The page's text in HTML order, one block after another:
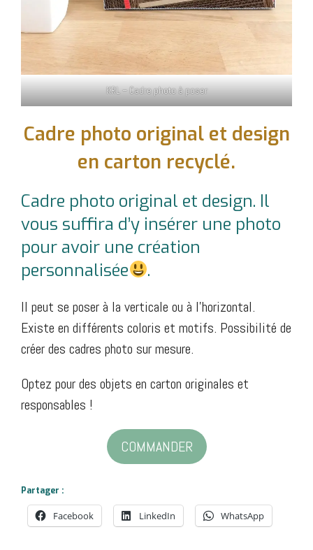
KRL – Cadre photo à poser
Cadre photo original et design
en carton recyclé.
Cadre photo original et design. Il
vous suffira d’y insérer une photo
pour avoir une création
personnalisée
.
Il peut se poser à la verticale ou à l’horizontal.
Existe en différents coloris et motifs. Possibilité de
créer des cadres photo sur mesure.
Optez pour des objets en carton originales et
responsables !
COMMANDER
Partager :
Facebook LinkedIn WhatsApp